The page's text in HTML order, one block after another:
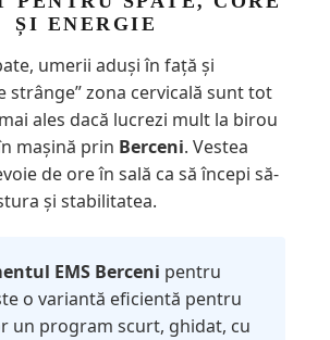
ȘI ENERGIE
umerii aduși în față și
strânge” zona cervicală sunt tot
ales dacă lucrezi mult la birou
mașină prin Berceni. Vestea
de ore în sală ca să începi să-
și stabilitatea.
EMS Berceni pentru
o variantă eficientă pentru
un program scurt, ghidat, cu